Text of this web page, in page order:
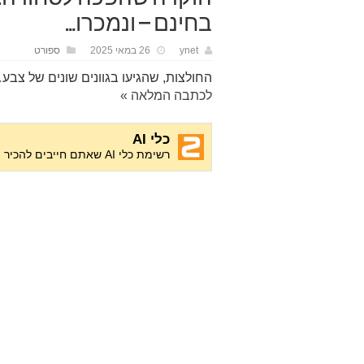
בחינם – ונמכרו…
ynet 26 במאי 2025 ספורט
החולצות, שהגיעו בגוונים שונים של
לכתבה המלאה »